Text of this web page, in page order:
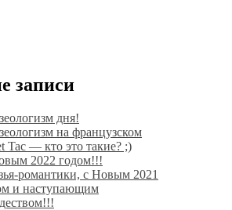
записи
дня!
на французском
Tac — кто это такие? ;)
2022 годом!!!
романтики, с Новым 2021
и наступающим